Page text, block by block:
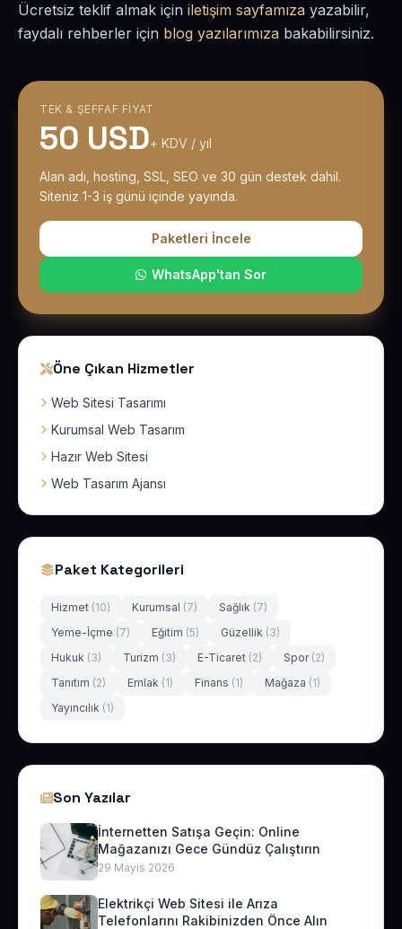
Ücretsiz teklif almak için iletişim sayfamıza yazabilir,
faydalı rehberler için blog yazılarımıza bakabilirsiniz.
TEK & ŞEFFAF FIYAT
50 USD+ KDV / yıl
Alan adı, hosting, SSL, SEO ve 30 gün destek dahil.
Siteniz 1-3 iş günü içinde yayında.
Paketleri İncele
WhatsApp'tan Sor
Öne Çıkan Hizmetler
Web Sitesi Tasarımı
Kurumsal Web Tasarım
Hazır Web Sitesi
Web Tasarım Ajansı
Paket Kategorileri
Hizmet (10) Kurumsal (7) Sağlık (7)
Yeme-İçme (7) Eğitim (5) Güzellik (3)
Hukuk (3) Turizm (3) E-Ticaret (2) Spor (2)
Tanıtım (2) Emlak (1) Finans (1) Mağaza (1)
Yayıncılık (1)
Son Yazılar
İnternetten Satışa Geçin: Online
Mağazanızı Gece Gündüz Çalıştırın
29 Mayıs 2026
Elektrikçi Web Sitesi ile Arıza
Telefonlarını Rakibinizden Önce Alın